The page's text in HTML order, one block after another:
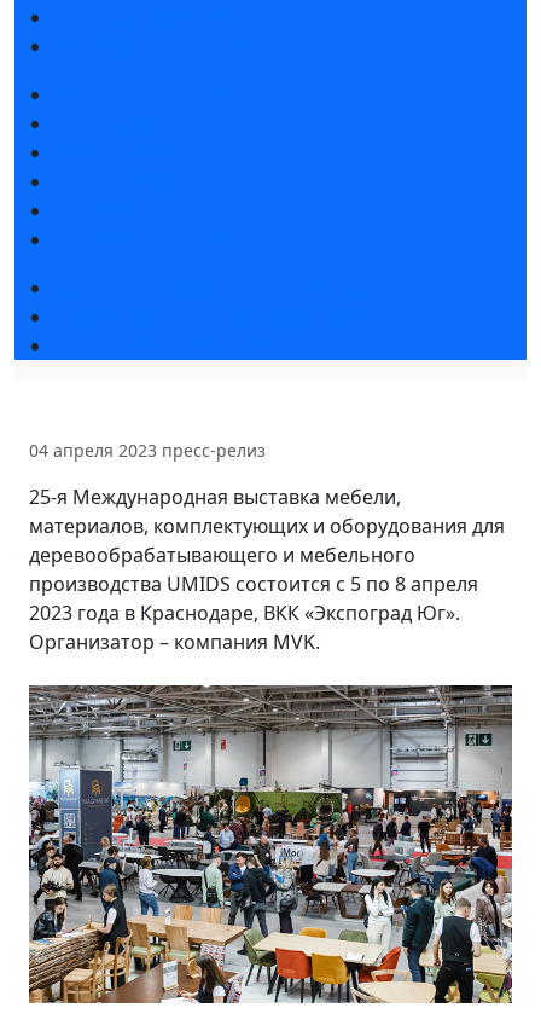
04 апреля 2023 пресс-релиз
25-я Международная выставка мебели,
материалов, комплектующих и оборудования для
деревообрабатывающего и мебельного
производства UMIDS состоится с 5 по 8 апреля
2023 года в Краснодаре, ВКК «Экспоград Юг».
Организатор – компания MVK.